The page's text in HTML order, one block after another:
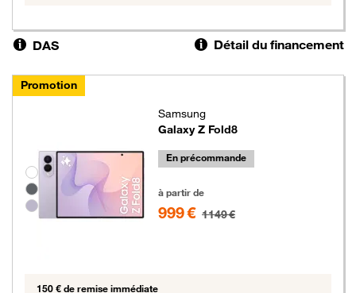
DAS Détail du financement
Promotion
Groupe de couleurs disponibles non sélectionnables
Samsung
Galaxy Z Fold8
En précommande
à partir de
999 € 1149 €
150 € de remise immédiate